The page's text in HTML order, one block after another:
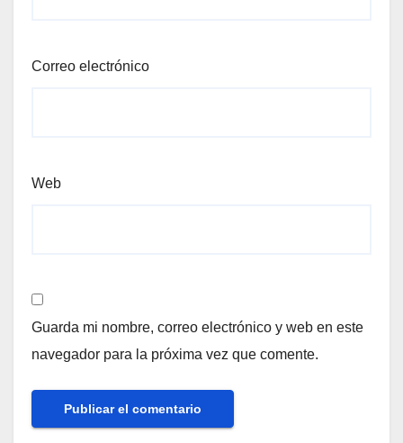
Correo electrónico
Web
Guarda mi nombre, correo electrónico y web en este
navegador para la próxima vez que comente.